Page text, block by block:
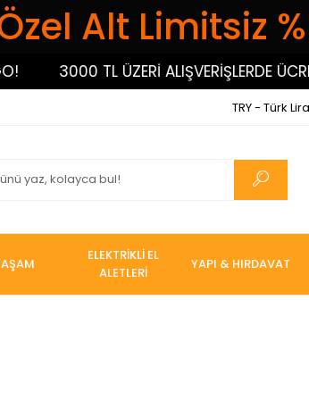
Alt Limitsiz
3000 TL ÜZERİ ALIŞVERİŞLERDE
TRY - Türk
ELEKTRİKLİ EL
ALETLERİ
YAPI & HIRDAVAT